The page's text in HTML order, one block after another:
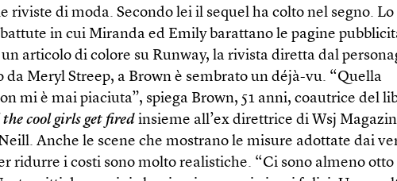
riviste di moda. Secondo lei il sequel ha colto nel segno. Lo
in cui Miranda ed Emily barattano le pagine
articolo di colore su Runway, la rivista diretta dal
da Meryl Streep, a Brown è sembrato un déjà-vu. “Quella
mi è mai piaciuta”, spiega Brown, 51 anni, coautrice del
cool girls get fired insieme all’ex direttrice di Wsj
Anche le scene che mostrano le misure adottate dai
ridurre i costi sono molto realistiche. “Ci sono almeno